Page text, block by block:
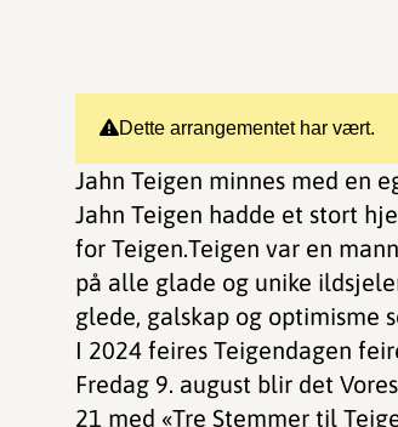
Dette arrangementet har vært.
Jahn Teigen minnes med en
Jahn Teigen hadde et stort
for Teigen.Teigen var en
på alle glade og unike
glede, galskap og optimisme
I 2024 feires Teigendagen
Fredag 9. august blir det
21 med «Tre Stemmer til